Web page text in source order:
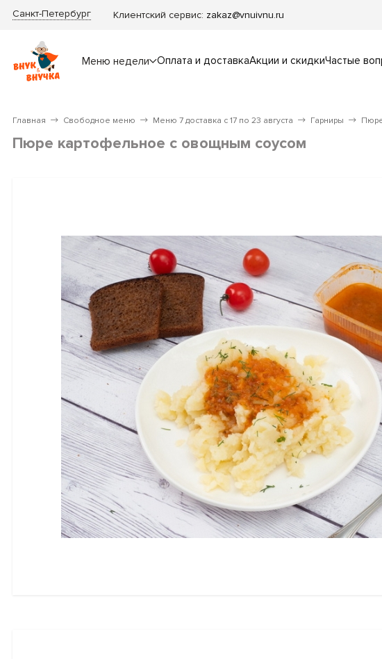
Санкт-Петербург Клиентский сервис: zakaz@vnuivnu.ru
Меню недели Оплата и доставкаАкции и скидкиЧастые
Главная Свободное меню Меню 7 доставка с 17 по 23 августа Гарниры
Пюре картофельное с овощным соусом